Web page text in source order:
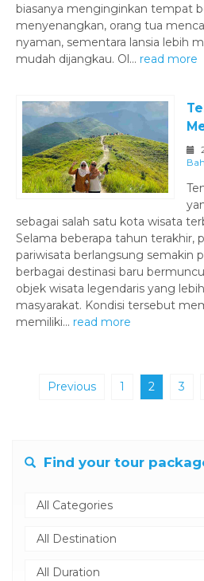
biasanya menginginkan tempat
menyenangkan, orang tua
nyaman, sementara lansia lebih
mudah dijangkau. Ol... read more
sebagai salah satu kota wisata
Selama beberapa tahun terakhir,
pariwisata berlangsung semakin
berbagai destinasi baru
objek wisata legendaris yang
masyarakat. Kondisi tersebut
memiliki... read more
Previous 1 2 3
Find your tour